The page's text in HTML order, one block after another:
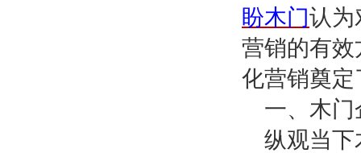
盼木门认为
营销的有
化营销奠定
一、木
纵观当下